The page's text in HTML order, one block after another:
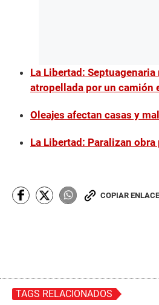
La Libertad: Septuagenaria
atropellada por un camión
Oleajes afectan casas y
La Libertad: Paralizan
COPIAR ENLACE
TAGS RELACIONADOS